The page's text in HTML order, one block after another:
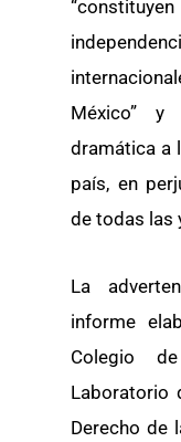
México” y
dramática a
país, en
de todas las
La
informe
Colegio
Laboratorio
Derecho de